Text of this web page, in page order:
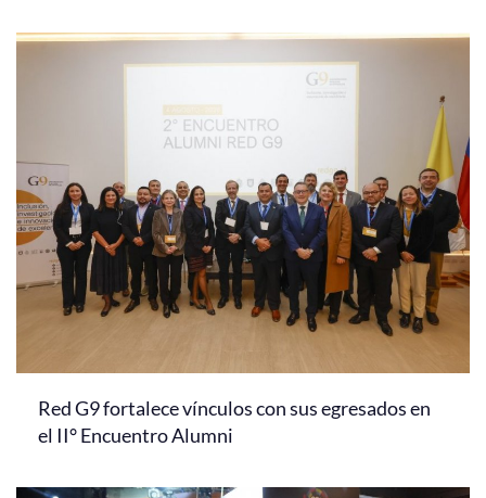
Red G9 fortalece vínculos con sus egresados en
el II° Encuentro Alumni